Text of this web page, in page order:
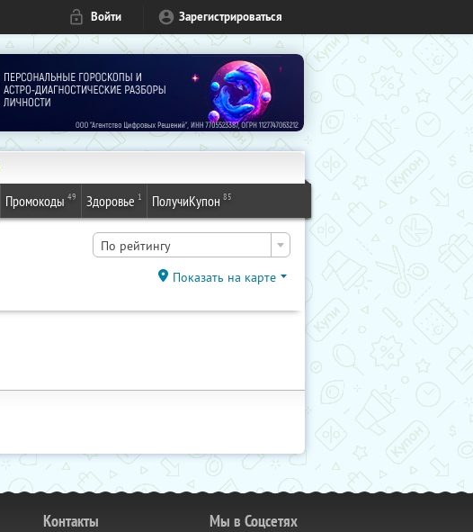
Войти Зарегистрироваться
Промокоды 49 Здоровье 1 ПолучиКупон 85
По рейтингу
Показать на карте
Контакты Мы в Соцсетях